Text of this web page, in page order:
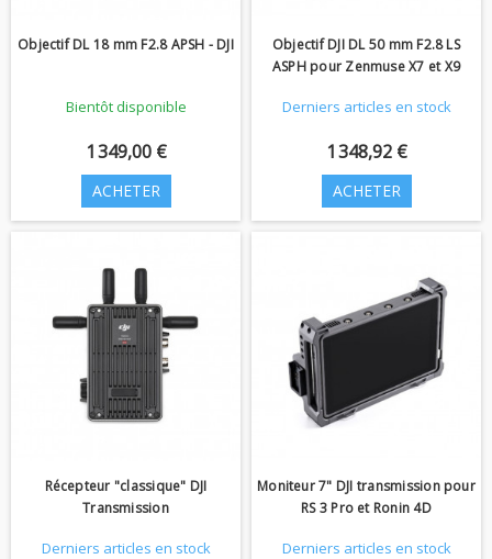
Objectif DL 18 mm F2.8 APSH - DJI
Bientôt disponible
1 349,00 €
ACHETER
Objectif DJI DL 50 mm F2.8 LS
ASPH pour Zenmuse X7 et X9
Derniers articles en stock
1 348,92 €
ACHETER
Récepteur "classique" DJI
Transmission
Derniers articles en stock
Moniteur 7" DJI transmission pour
RS 3 Pro et Ronin 4D
Derniers articles en stock